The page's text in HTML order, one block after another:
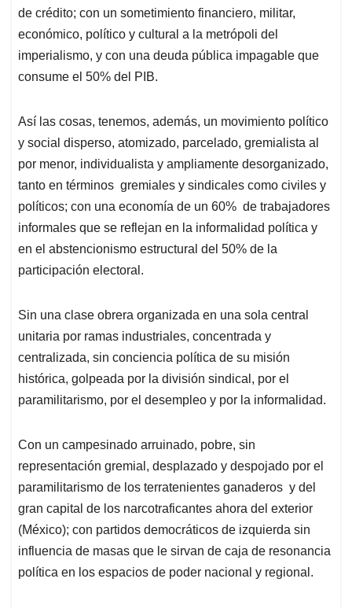
de crédito; con un sometimiento financiero, militar,
económico, político y cultural a la metrópoli del
imperialismo, y con una deuda pública impagable que
consume el 50% del PIB.
Así las cosas, tenemos, además, un movimiento político
y social disperso, atomizado, parcelado, gremialista al
por menor, individualista y ampliamente desorganizado,
tanto en términos gremiales y sindicales como civiles y
políticos; con una economía de un 60% de trabajadores
informales que se reflejan en la informalidad política y
en el abstencionismo estructural del 50% de la
participación electoral.
Sin una clase obrera organizada en una sola central
unitaria por ramas industriales, concentrada y
centralizada, sin conciencia política de su misión
histórica, golpeada por la división sindical, por el
paramilitarismo, por el desempleo y por la informalidad.
Con un campesinado arruinado, pobre, sin
representación gremial, desplazado y despojado por el
paramilitarismo de los terratenientes ganaderos y del
gran capital de los narcotraficantes ahora del exterior
(México); con partidos democráticos de izquierda sin
influencia de masas que le sirvan de caja de resonancia
política en los espacios de poder nacional y regional.